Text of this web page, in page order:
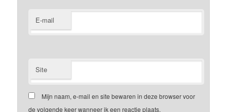
E-mail
Site
Mijn naam, e-mail en site bewaren in deze browser voor
de volgende keer wanneer ik een reactie plaats.